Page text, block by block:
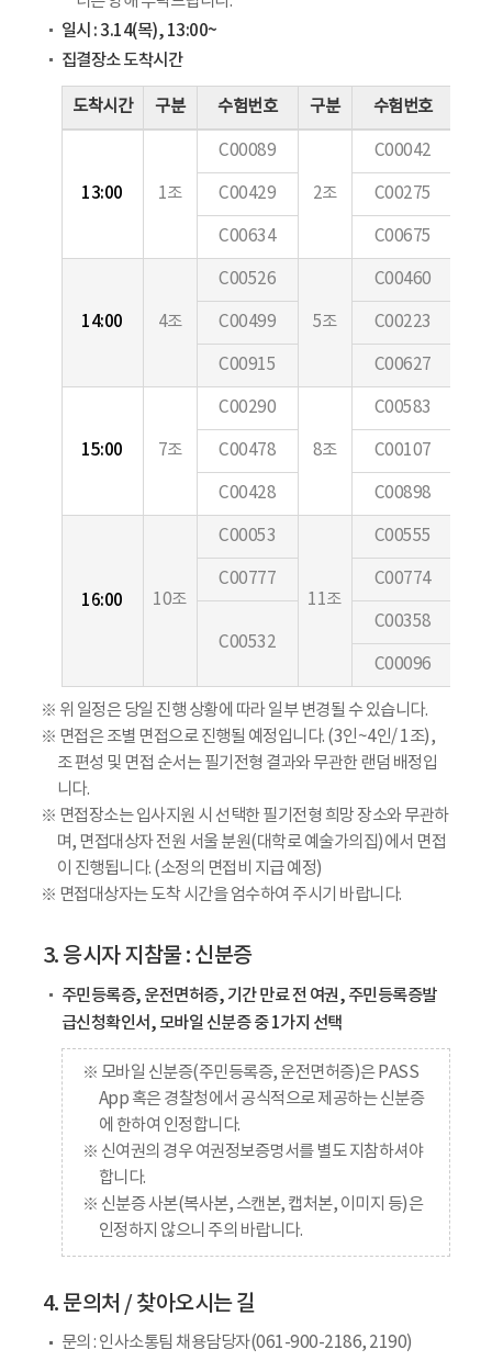
일시 : 3.14(목), 13:00~
집결장소 도착시간
도착시간 구분 수험번호 구분 수험번호
13:00 1조
C00089
2조
C00042
C00429 C00275
C00634 C00675
14:00 4조
C00526
5조
C00460
C00499 C00223
C00915 C00627
15:00 7조
C00290
8조
C00583
C00478 C00107
C00428 C00898
16:00 10조
C00053
11조
C00555
C00777 C00774
C00532
C00358
C00096
※ 위 일정은 당일 진행 상황에 따라 일부 변경될 수 있습니다.
※ 면접은 조별 면접으로 진행될 예정입니다. (3인~4인/ 1조),
조 편성 및 면접 순서는 필기전형 결과와 무관한 랜덤 배정입
니다.
※ 면접장소는 입사지원 시 선택한 필기전형 희망 장소와 무관하
며, 면접대상자 전원 서울 분원(대학로 예술가의집)에서 면접
이 진행됩니다. (소정의 면접비 지급 예정)
※ 면접대상자는 도착 시간을 엄수하여 주시기 바랍니다.
3. 응시자 지참물 : 신분증
주민등록증, 운전면허증, 기간 만료 전 여권, 주민등록증발
급신청확인서, 모바일 신분증 중 1가지 선택
※ 모바일 신분증(주민등록증, 운전면허증)은 PASS
App 혹은 경찰청에서 공식적으로 제공하는 신분증
에 한하여 인정합니다.
※ 신여권의 경우 여권정보증명서를 별도 지참하셔야
합니다.
※ 신분증 사본(복사본, 스캔본, 캡처본, 이미지 등)은
인정하지 않으니 주의 바랍니다.
4. 문의처 / 찾아오시는 길
문의 : 인사소통팀 채용담당자(061-900-2186, 2190)